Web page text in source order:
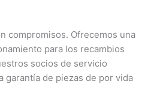
compromisos. Ofrecemos una
para los recambios
socios de servicio
garantía de piezas de por vida